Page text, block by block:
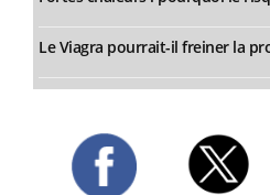
Le Viagra pourrait-il freiner la